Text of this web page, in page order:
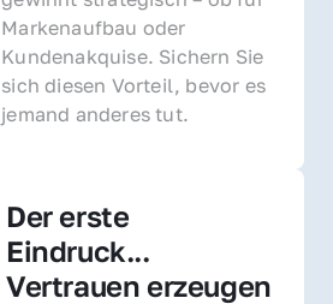
Markenaufbau oder
Kundenakquise. Sichern Sie
sich diesen Vorteil, bevor es
jemand anderes tut.
Der erste
Eindruck...
Vertrauen erzeugen